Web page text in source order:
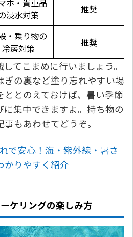
ホ・貴重品
浸水対策
推奨
・乗り物の
冷房対策
推奨
てこまめに行いましょう。
ぎの裏など塗り忘れやすい場
とのえておけば、暑い季節
集中できますよ。持ち物の
もあわせてどうぞ。
で安心！海・紫外線・暑さ
かりやすく紹介
ケリングの楽しみ方